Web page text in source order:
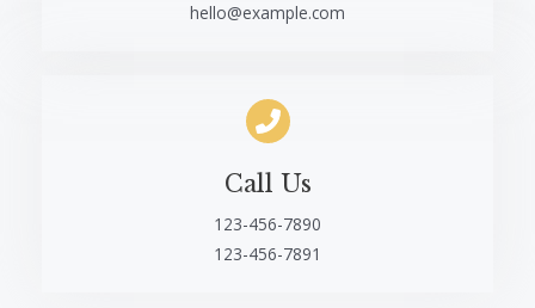
hello@example.com
Call Us​
123-456-7890
123-456-7891